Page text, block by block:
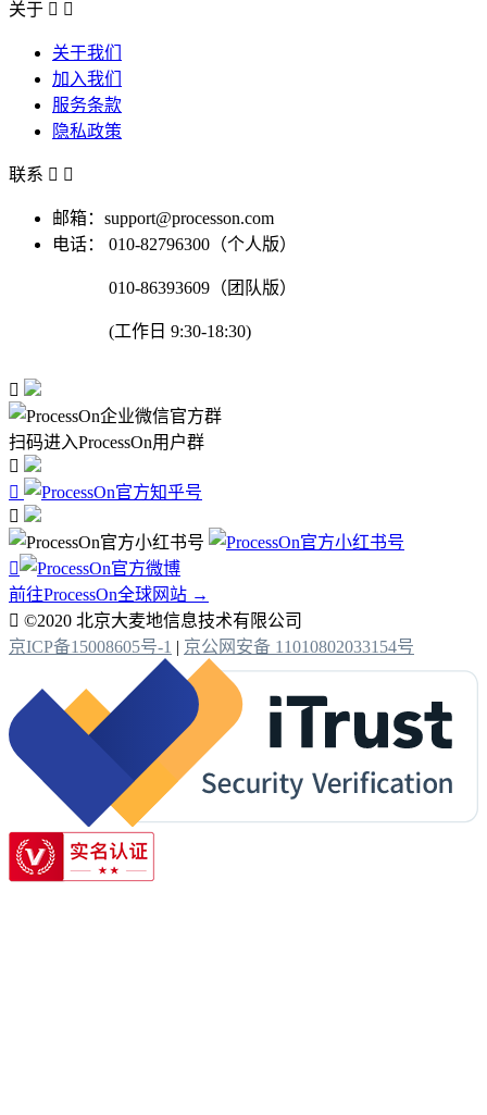
关于  
关于我们
加入我们
服务条款
隐私政策
联系  
邮箱：support@processon.com
电话：
010-82796300（个人版）
010-86393609（团队版）
(工作日 9:30-18:30)

扫码进入ProcessOn用户群




前往ProcessOn全球网站 →
 ©2020 北京大麦地信息技术有限公司
京ICP备15008605号-1 | 京公网安备 11010802033154号